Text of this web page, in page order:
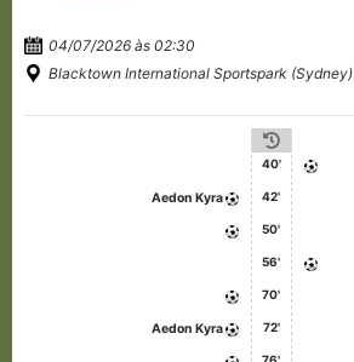
04/07/2026 às 02:30
Blacktown International Sportspark (Sydney)
40'
Aedon Kyra 42'
50'
56'
70'
Aedon Kyra 72'